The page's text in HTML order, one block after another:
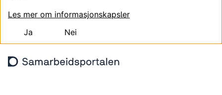
Les mer om informasjonskapsler
Ja
Nei